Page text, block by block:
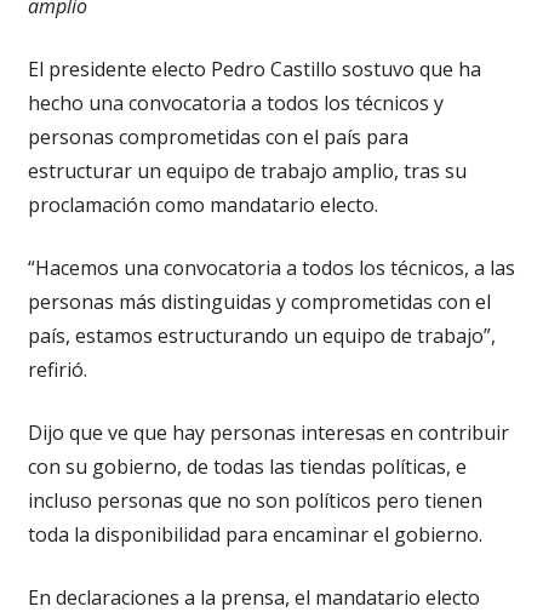
amplio
El presidente electo Pedro Castillo sostuvo que ha
hecho una convocatoria a todos los técnicos y
personas comprometidas con el país para
estructurar un equipo de trabajo amplio, tras su
proclamación como mandatario electo.
“Hacemos una convocatoria a todos los técnicos, a las
personas más distinguidas y comprometidas con el
país, estamos estructurando un equipo de trabajo”,
refirió.
Dijo que ve que hay personas interesas en contribuir
con su gobierno, de todas las tiendas políticas, e
incluso personas que no son políticos pero tienen
toda la disponibilidad para encaminar el gobierno.
En declaraciones a la prensa, el mandatario electo